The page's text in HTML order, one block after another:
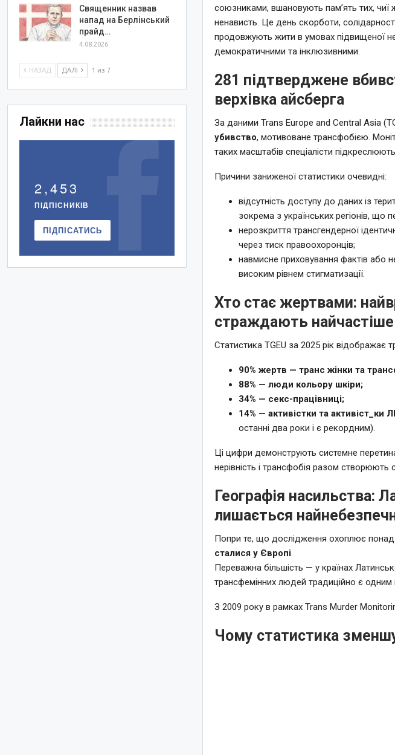
союзниками, вшановують памʼять тих, чиї
ненависть. Це день скорботи,
продовжують жити в умовах підвищеної
демократичними та інклюзивними.
281 підтверджене
верхівка айсберга
За даними Trans Europe and Central Asia
убивство, мотивоване трансфобією.
таких масштабів спеціалісти
Причини заниженої статистики очевидні:
відсутність доступу до даних із
зокрема з українських регіонів, що
нерозкриття трансгендерної
через тиск правоохоронців;
навмисне приховування фактів або
високим рівнем стигматизації.
Хто стає жертвами:
страждають найчастіше
Статистика TGEU за 2025 рік відображає
90% жертв — транс жінки та
88% — люди кольору шкіри;
34% — секс-працівниці;
14% — активістки та активіст_ки
останні два роки і є рекордним).
Ці цифри демонструють системне
нерівність і трансфобія разом створюють
Географія насильства:
лишається
Попри те, що дослідження охоплює понад
сталися у Європі.
Переважна більшість — у країнах
трансфемінних людей традиційно є одним
З 2009 року в рамках Trans Murder
Чому статистика
Священник назвав
напад на Берлінський
прайд…
4.08.2026
НАЗАД ДАЛІ 1 из 7
Лайкни нас
2,453
ПІДПІСНИКІВ
ПІДПІСАТИСЬ